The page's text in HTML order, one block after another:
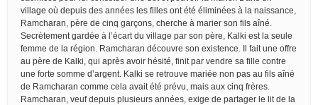
village où depuis des années les filles ont été éliminées à la naissance,
Ramcharan, père de cinq garçons, cherche à marier son fils aîné.
Secrètement gardée à l’écart du village par son père, Kalki est la seule
femme de la région. Ramcharan découvre son existence. Il fait une offre
au père de Kalki, qui après avoir hésité, finit par vendre sa fille contre
une forte somme d’argent. Kalki se retrouve mariée non pas au fils aîné
de Ramcharan comme cela avait été prévu, mais aux cinq frères.
Ramcharan, veuf depuis plusieurs années, exige de partager le lit de la